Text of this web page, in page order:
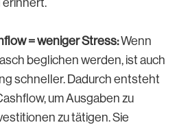
erinnert.
= weniger Stress:Wenn
beglichen werden, ist auch
schneller. Dadurch entsteht
um Ausgaben zu
zu tätigen. Sie